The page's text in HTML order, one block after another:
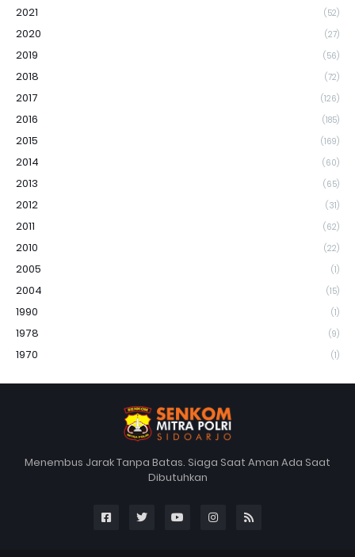
2021 (52)
2020 (27)
2019 (56)
2018 (72)
2017 (126)
2016 (185)
2015 (169)
2014 (60)
2013 (65)
2012 (31)
2011 (62)
2010 (22)
2005 (1)
2004 (15)
1990 (1)
1978 (9)
1970 (1)
Menembus Jarak Tanpa Batas. Siaga Saat Aman Ada Saat
Dibutuhkan